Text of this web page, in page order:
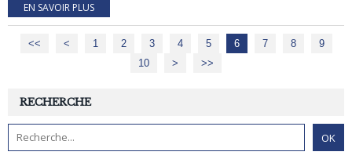
EN SAVOIR PLUS
<< < 1 2 3 4 5 6 7 8
9
10
> >>
RECHERCHE